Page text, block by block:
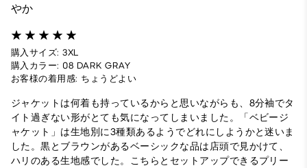
やか
購入サイズ: 3XL
購入カラー: 08 DARK GRAY
お客様の着用感: ちょうどよい
ジャケットは何着も持っているからと思いながらも、8分袖でタ
イト過ぎない形がとても気になってしまいました。「ベビージ
ャケット」は生地別に3種類あるようでどれにしようかと迷いま
した。黒とブラウンがあるベーシックな品は店頭で見かけて、
ハリのある生地感でした。こちらとセットアップできるプリー